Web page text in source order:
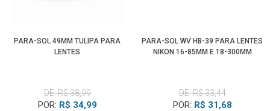
PARA-SOL 49MM TULIPA PARA
LENTES
DE: R$ 38,99
POR: R$ 34,99
PARA-SOL WV HB-39 PARA LENTES
NIKON 16-85MM E 18-300MM
DE: R$ 33,44
POR: R$ 31,68